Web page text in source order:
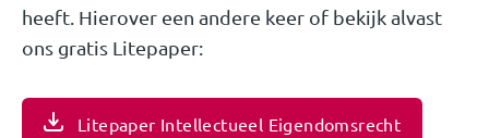
heeft. Hierover een andere keer of bekijk alvast
ons gratis Litepaper:
Litepaper Intellectueel Eigendomsrecht